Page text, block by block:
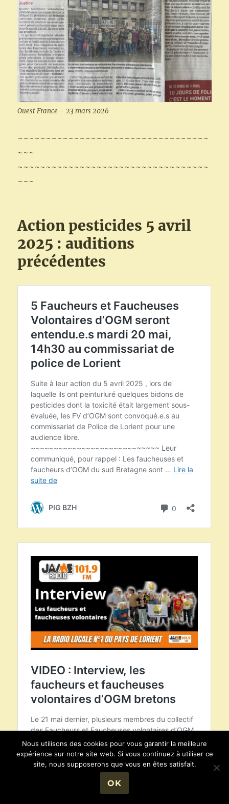
Ouest France – 23 mars 2026
~~~~~~~~~~~~~~~~~~~~~~~~~~~~~~~~~~
~~~
~~~~~~~~~~~~~~~~~~~~~~~~~~~~~~~~~~
~~~
Action pesticides 5 avril
2025 : auditions
précédentes
Nous utilisons des cookies pour vous garantir la meilleure
expérience sur notre site web. Si vous continuez à utiliser ce
site, nous supposerons que vous en êtes satisfait.
OK